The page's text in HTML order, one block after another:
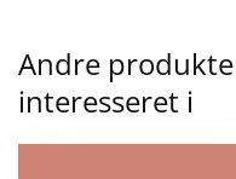
Andre
interesseret i